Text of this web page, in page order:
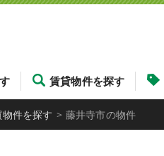
賃貸物件を探す
件を探す > 藤井寺市の物件